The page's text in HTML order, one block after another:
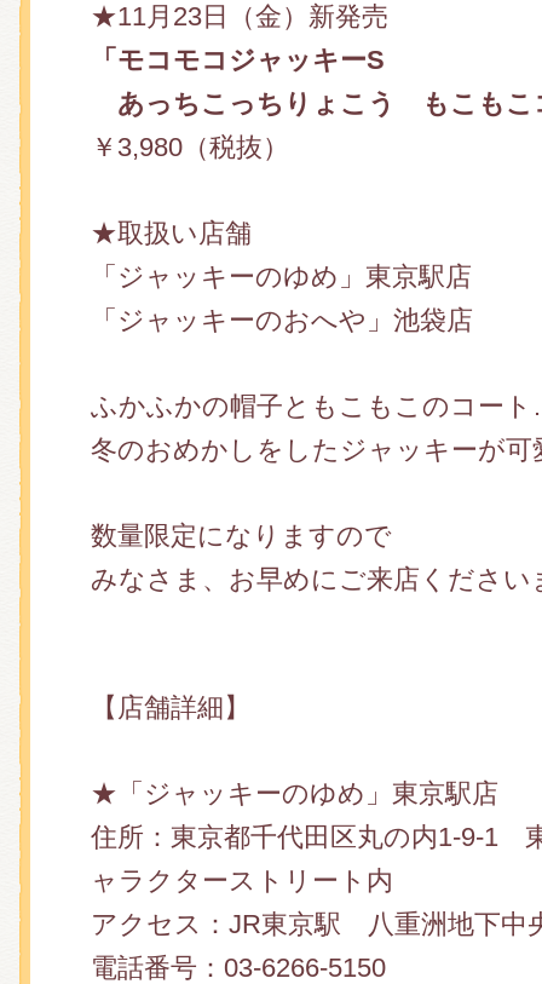
★11月23日（金） 新発売
「モコモコジャッキーS
あっちこっちりょこう もこもこ
￥3,980（税抜）
★取扱い店舗
「ジャッキーのゆめ」東京駅店
「ジャッキーのおへや」池袋店
ふかふかの帽子ともこもこのコー
冬のおめかしをしたジャッキーが
数量限定になりますので
みなさま、お早めにご来店ください
【店舗詳細】
★「ジャッキーのゆめ」東京駅店
住所：東京都千代田区丸の内1-9-1
ャラクターストリート内
アクセス：JR東京駅 八重洲地下中
電話番号：03-6266-5150